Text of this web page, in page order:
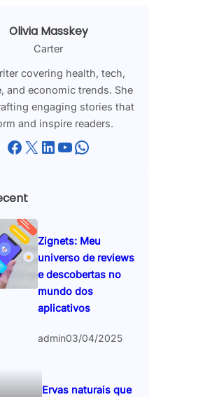
Olivia Masskey
Carter
covering health, tech,
and economic trends. She
engaging stories that
and inspire readers.
Facebook X LinkedIn YouTube WhatsApp
Zignets: Meu
universo de reviews
e descobertas no
mundo dos
aplicativos
admin03/04/2025
Ervas naturais que